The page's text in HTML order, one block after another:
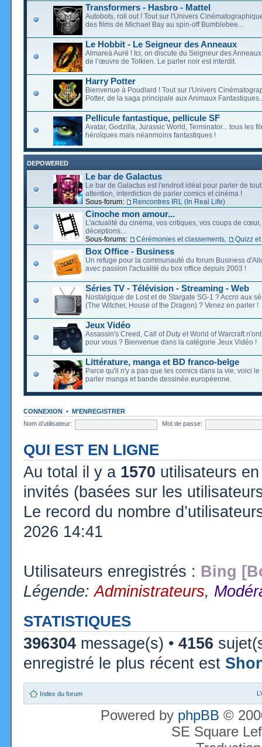
Transformers - Hasbro - Mattel
Autobots, roll out ! Tout sur l'Univers
des films de Michael Bay au spin-off Bumblebee...
Le Hobbit - Le Seigneur des Anneaux
Almareä Aurë ! Ici, on discute du Seigneur des
de l’œuvre de Tolkien. Le parler noir est interdit.
Harry Potter
Bienvenue à Poudlard ! Tout sur l'Univers
Potter, de la saga principale aux Animaux
Pellicule fantastique, pellicule SF
Avatar, Godzilla, Jurassic World, Terminator... tous les
héroïques mais néanmoins fantastiques !
DEPOWERED
Le bar de Galactus
Le bar de Galactus est l'endroit idéal pour parler de
attention, interdiction de parler comics et cinéma !
Sous-forum:
Rencontres IRL (In Real Life)
Cinoche mon amour...
L'actualité du cinéma, vos critiques, vos coups de cœur,
déceptions...
Sous-forums:
Cérémonies et classements Quizz
Box Office - Business
Un refuge pour la communauté du forum Business
avec passion l'actualité du box office depuis 2003 !
Séries TV - Télévision - Streaming - Web
Nostalgique de Lost et de Stargate SG-1 ? Accro aux
(The Witcher, House of the Dragon) ? Venez en parler !
Jeux Vidéo
Assassin's Creed, Call of Duty et World of Warcraft
pour vous ? Bienvenue dans la catégorie Jeux Vidéo !
Littérature, manga et BD franco-belge
Parce qu'il n'y a pas que les comics dans la vie, voici le
parler manga et bande dessinée européenne.
CONNEXION • M’ENREGISTRER
Nom d’utilisateur:
Mot de passe:
QUI EST EN LIGNE
Au total il y a 1570 utilisateurs
invités (basées sur les
Le record du nombre
2026 14:41
Utilisateurs enregistrés : Bing
Légende:Administrateurs,
STATISTIQUES
396304 message(s) • 4156
enregistré le plus récent est
Index du forum
Powered by phpBB ©
SE Square